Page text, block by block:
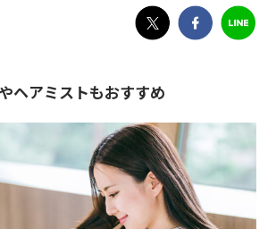
ヘアミストもおすすめ